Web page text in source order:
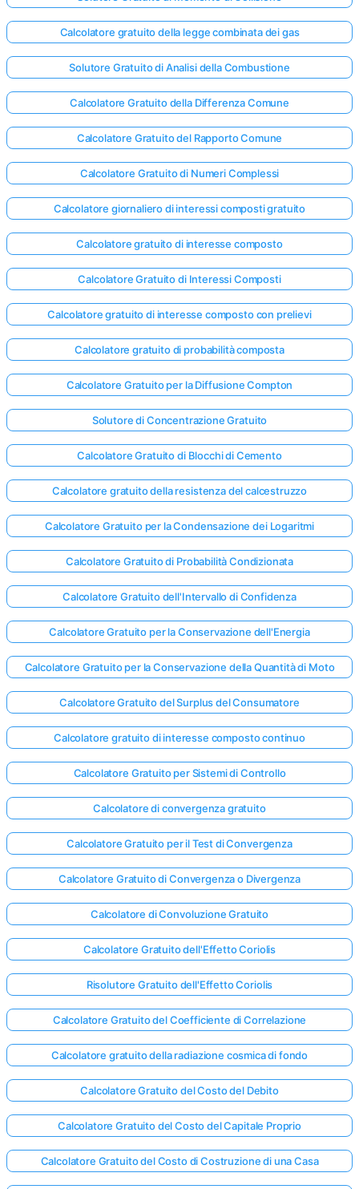
Calcolatore gratuito della legge combinata dei gas
Solutore Gratuito di Analisi della Combustione
Calcolatore Gratuito della Differenza Comune
Calcolatore Gratuito del Rapporto Comune
Calcolatore Gratuito di Numeri Complessi
Calcolatore giornaliero di interessi composti gratuito
Calcolatore gratuito di interesse composto
Calcolatore Gratuito di Interessi Composti
Calcolatore gratuito di interesse composto con prelievi
Calcolatore gratuito di probabilità composta
Calcolatore Gratuito per la Diffusione Compton
Solutore di Concentrazione Gratuito
Calcolatore Gratuito di Blocchi di Cemento
Calcolatore gratuito della resistenza del calcestruzzo
Calcolatore Gratuito per la Condensazione dei Logaritmi
Calcolatore Gratuito di Probabilità Condizionata
Calcolatore Gratuito dell'Intervallo di Confidenza
Calcolatore Gratuito per la Conservazione dell'Energia
Calcolatore Gratuito per la Conservazione della Quantità di Moto
Calcolatore Gratuito del Surplus del Consumatore
Calcolatore gratuito di interesse composto continuo
Calcolatore Gratuito per Sistemi di Controllo
Calcolatore di convergenza gratuito
Calcolatore Gratuito per il Test di Convergenza
Calcolatore Gratuito di Convergenza o Divergenza
Calcolatore di Convoluzione Gratuito
Calcolatore Gratuito dell'Effetto Coriolis
Risolutore Gratuito dell'Effetto Coriolis
Calcolatore Gratuito del Coefficiente di Correlazione
Calcolatore gratuito della radiazione cosmica di fondo
Calcolatore Gratuito del Costo del Debito
Calcolatore Gratuito del Costo del Capitale Proprio
Calcolatore Gratuito del Costo di Costruzione di una Casa